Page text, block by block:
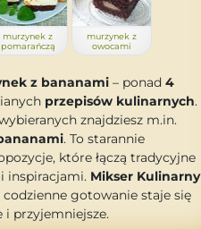
murzynek z
pomarańczą
murzynek z
owocami
z bananami – ponad 4
przepisów kulinarnych.
znajdziesz m.in.
. To starannie
które łączą tradycyjne
inspiracjami. Mikser Kulinarny
gotowanie staje się
i przyjemniejsze.